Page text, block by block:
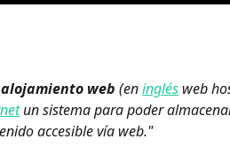
alojamiento web (en inglés web
un sistema para poder
accesible vía web."